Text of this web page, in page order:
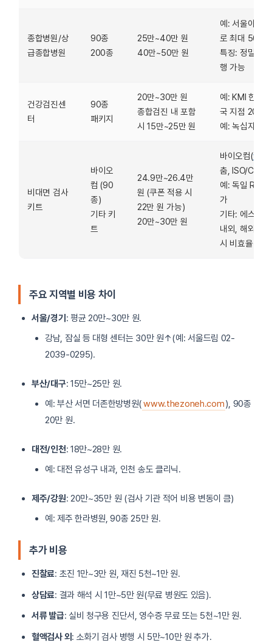
종합병원/상
급종합병원
90종
200종
25만~40만 원
40만~50만 원
예: 서울아산
로 최대 50만
특징: 정밀 분
행 가능
건강검진센
터
90종
패키지
20만~30만 원
종합검진 내 포함
시 15만~25만 원
예: KMI 한국
국 지점 20만
예: 녹십자헬
비대면 검사
키트
바이오
컴 (90
종)
기타 키
트
24.9만~26.4만
원 (쿠폰 적용 시
22만 원 가능)
20만~30만 원
바이오컴(
춤, ISO/CE 인
예: 독일 R-
가
기타: 에스큐
내외, 해외 항
시 비효율적
주요 지역별 비용 차이
서울/경기 : 평균 20만~30만 원.
강남, 잠실 등 대형 센터는 30만 원↑(예: 서울드림 02-
2039-0295).
부산/대구: 15만~25만 원.
예: 부산 서면 더존한방병원(www.thezoneh.com), 90종
20만 원.
대전/인천: 18만~28만 원.
예: 대전 유성구 내과, 인천 송도 클리닉.
제주/강원: 20만~35만 원 (검사 기관 적어 비용 변동이 큼)
예: 제주 한라병원, 90종 25만 원.
추가 비용
진찰료: 초진 1만~3만 원, 재진 5천~1만 원.
상담료: 결과 해석 시 1만~5만 원(무료 병원도 있음).
서류 발급: 실비 청구용 진단서, 영수증 무료 또는 5천~1만 원.
혈액검사 외 : 소화기 검사 병행 시 5만~10만 원 추가.